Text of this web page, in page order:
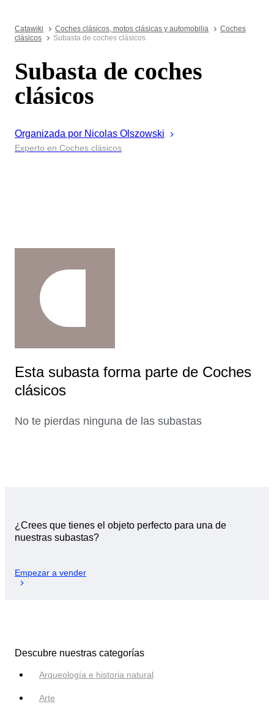
Catawiki Coches clásicos, motos clásicas y automobilia
Coches
clásicos
Subasta de coches clásicos
Subasta de coches
clásicos
Organizada por Nicolas Olszowski
Experto en Coches clásicos
Esta subasta forma parte de Coches
clásicos
No te pierdas ninguna de las subastas
¿Crees que tienes el objeto perfecto para una de
nuestras subastas?
Empezar a vender
Descubre nuestras categorías
Arqueología e historia natural
Arte